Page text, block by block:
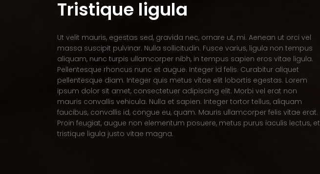
Tristique ligula
Ut velit mauris, egestas sed, gravida nec, ornare ut, mi. Aenean ut orci vel
massa suscipit pulvinar. Nulla sollicitudin. Fusce varius, ligula non tempus
aliquam, nunc turpis ullamcorper nibh, in tempus sapien eros vitae ligula.
Pellentesque rhoncus nunc et augue. Integer id felis. Curabitur aliquet
pellentesque diam. Integer quis metus vitae elit lobortis egestas. Lorem
ipsum dolor sit amet, consectetuer adipiscing elit. Morbi vel erat non
mauris convallis vehicula. Nulla et sapien. Integer tortor tellus, aliquam
faucibus, convallis id, congue eu, quam. Mauris ullamcorper felis vitae erat.
Proin feugiat, augue non elementum posuere, metus purus iaculis lectus, et
tristique ligula justo vitae magna.